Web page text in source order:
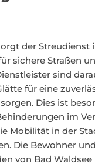
der Streudienst
sichere Straßen
sind
für eine
Dies ist
im
Mobilität in der
Die Bewohner und
von Bad